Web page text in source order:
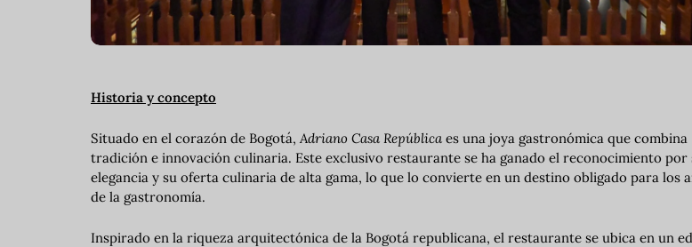
Historia y concepto
Situado en el corazón de Bogotá, Adriano Casa República es una joya gastronómica que combina
tradición e innovación culinaria. Este exclusivo restaurante se ha ganado el reconocimiento por
elegancia y su oferta culinaria de alta gama, lo que lo convierte en un destino obligado para los
de la gastronomía.
Inspirado en la riqueza arquitectónica de la Bogotá republicana, el restaurante se ubica en un